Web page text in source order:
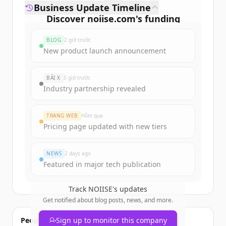
Discover noiise.com's funding
Sign up for free to view allfunding
New accounts include trial credits to
get started.
Create Free Account
Business Update Timeline
BLOG 2 giờ trước
New product launch announcement
BÀI X 5 giờ trước
Industry partnership revealed
TRANG WEB Hôm qua
Pricing page updated with new tiers
NEWS 2 days ago
Featured in major tech publication
Track NOIISE's updates
Get notified about blog posts, news, and more.
Sign up to monitor this company
People also viewed